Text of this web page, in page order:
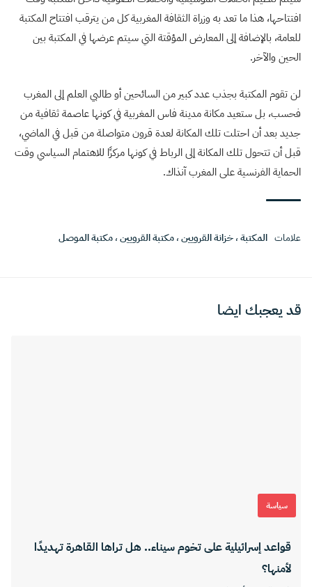
افتتاحها، هذا ما تعد به وزراة الثقافة المغربية كل من يترقب افتتاح المكتبة
للعامة، بالإضافة إلى المعارض المؤقتة التي سيتم عرضها في المكتبة بين
الحين والآخر.
لن تقوم المكتبة بجذب عدد كبير من السائحين أو طالبي العلم إلى المغرب
فحسب، بل ستعيد مكانة مدينة فاس المغربية في كونها عاصمة ثقافية من
جديد بعد أن احتلت تلك المكانة لعدة قرون متواصلة من قبل في الماضي،
قبل أن تتحول تلك المكانة إلى الرباط في كونها مركزًا للاهتمام السياسي وقت
الحماية الفرنسية على المغرب آنذاك.
علامات المكتبة،خزانة القرويين،مكتبة القرويين،مكتبة الموصل
قد يعجبك ايضا
سياسة
قواعد إسرائيلية على تخوم سيناء.. هل تراها القاهرة تهديدًا
لأمنها؟